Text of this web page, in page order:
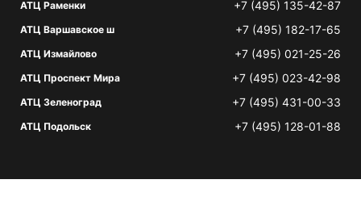
АТЦ Раменки +7 (495) 135-42-87
АТЦ Варшавское ш +7 (495) 182-17-65
АТЦ Измайлово +7 (495) 021-25-26
АТЦ Проспект Мира +7 (495) 023-42-98
АТЦ Зеленоград +7 (495) 431-00-33
АТЦ Подольск +7 (495) 128-01-88